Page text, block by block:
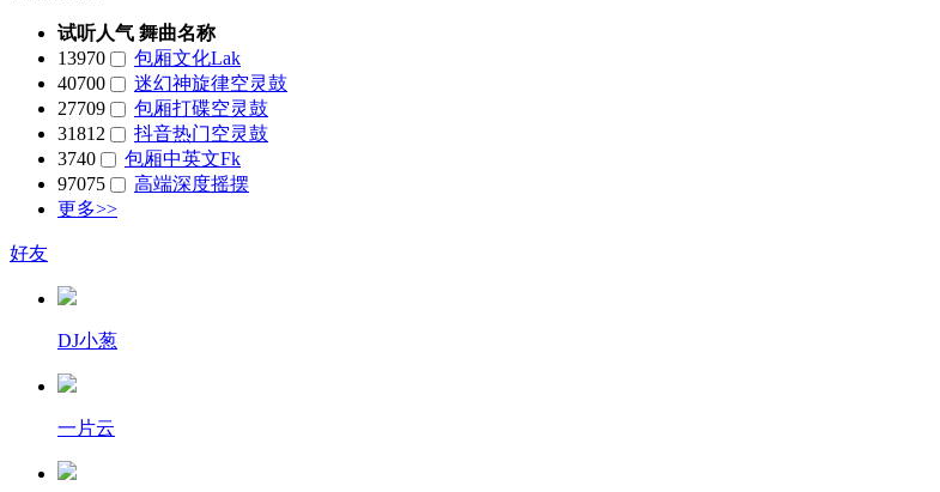
试听人气 舞曲名称
13970
包厢文化Lak
40700
迷幻神旋律空灵鼓
27709
包厢打碟空灵鼓
31812
抖音热门空灵鼓
3740
包厢中英文Fk
97075
高端深度摇摆
更多>>
好友
DJ小葱
一片云